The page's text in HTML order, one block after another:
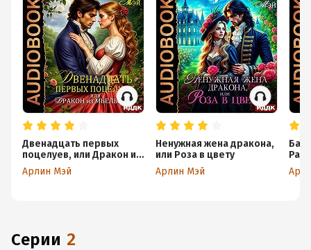
Двенадцать первых
поцелуев, или Дракон из
Мьельвиля
Арлин Мэй
Ненужная жена дракона,
или Роза в цвету
Арлин Мэй
Серии 2